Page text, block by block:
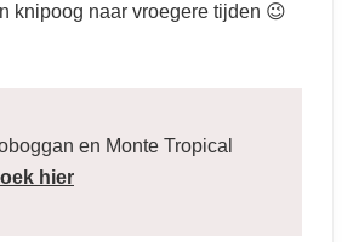
knipoog naar vroegere tijden 😉
en Monte Tropical
hier